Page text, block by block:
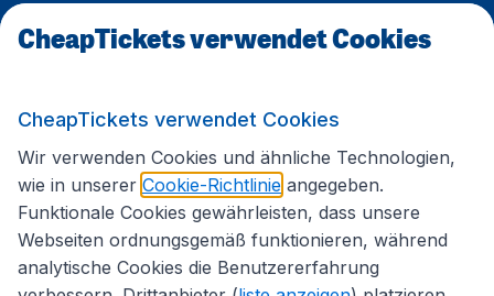
Internationale Webseiten
Folgen Sie uns:
CheapTickets verwendet Cookies
CheapTickets verwendet Cookies
Wir verwenden Cookies und ähnliche Technologien,
wie in unserer Cookie-Richtlinie angegeben.
Funktionale Cookies gewährleisten, dass unsere
Webseiten ordnungsgemäß funktionieren, während
analytische Cookies die Benutzererfahrung